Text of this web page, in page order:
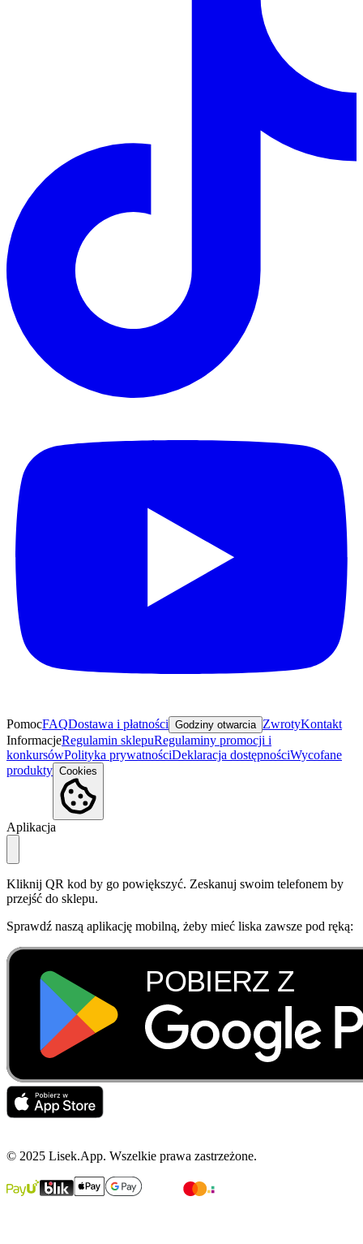
PomocFAQDostawa i płatności Godziny otwarcia ZwrotyKontakt
InformacjeRegulamin sklepuRegulaminy promocji i
konkursówPolityka prywatnościDeklaracja dostępnościWycofane
produkty Cookies
Aplikacja
Kliknij QR kod by go powiększyć. Zeskanuj swoim telefonem by
przejść do sklepu.
Sprawdź naszą aplikację mobilną, żeby mieć liska zawsze pod ręką:
© 2025 Lisek.App. Wszelkie prawa zastrzeżone.